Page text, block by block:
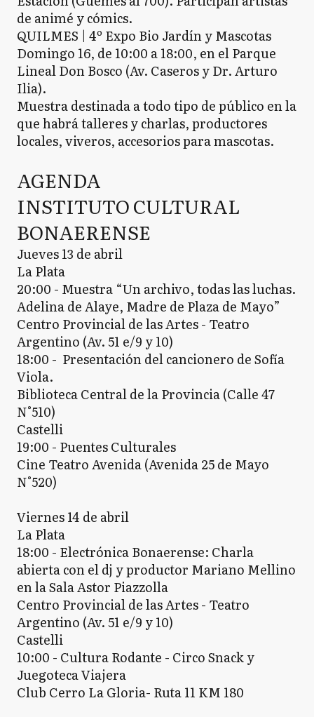
de animé y cómics.
QUILMES | 4º Expo Bio Jardín y Mascotas
Domingo 16, de 10:00 a 18:00, en el Parque
Lineal Don Bosco (Av. Caseros y Dr. Arturo
Ilia).
Muestra destinada a todo tipo de público en la
que habrá talleres y charlas, productores
locales, viveros, accesorios para mascotas.
AGENDA
INSTITUTO CULTURAL
BONAERENSE
Jueves 13 de abril
La Plata
20:00 - Muestra “Un archivo, todas las luchas.
Adelina de Alaye, Madre de Plaza de Mayo”
Centro Provincial de las Artes - Teatro
Argentino (Av. 51 e/9 y 10)
18:00 - Presentación del cancionero de Sofía
Viola.
Biblioteca Central de la Provincia (Calle 47
N°510)
Castelli
19:00 - Puentes Culturales
Cine Teatro Avenida (Avenida 25 de Mayo
N°520)
Viernes 14 de abril
La Plata
18:00 - Electrónica Bonaerense: Charla
abierta con el dj y productor Mariano Mellino
en la Sala Astor Piazzolla
Centro Provincial de las Artes - Teatro
Argentino (Av. 51 e/9 y 10)
Castelli
10:00 - Cultura Rodante - Circo Snack y
Juegoteca Viajera
Club Cerro La Gloria- Ruta 11 KM 180